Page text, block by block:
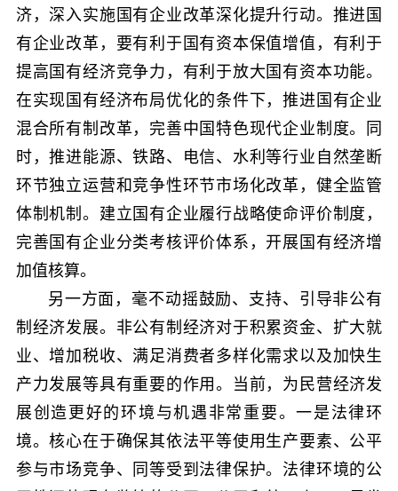
济，深入实施国有企业改革深化提升行动。推进国
有企业改革，要有利于国有资本保值增值，有利于
提高国有经济竞争力，有利于放大国有资本功能。
在实现国有经济布局优化的条件下，推进国有企业
混合所有制改革，完善中国特色现代企业制度。同
时，推进能源、铁路、电信、水利等行业自然垄断
环节独立运营和竞争性环节市场化改革，健全监管
体制机制。建立国有企业履行战略使命评价制度，
完善国有企业分类考核评价体系，开展国有经济增
加值核算。
另一方面，毫不动摇鼓励、支持、引导非公有
制经济发展。非公有制经济对于积累资金、扩大就
业、增加税收、满足消费者多样化需求以及加快生
产力发展等具有重要的作用。当前，为民营经济发
展创造更好的环境与机遇非常重要。一是法律环
境。核心在于确保其依法平等使用生产要素、公平
参与市场竞争、同等受到法律保护。法律环境的公